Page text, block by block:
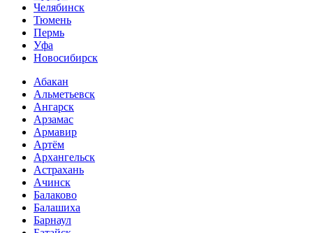
Челябинск
Тюмень
Пермь
Уфа
Новосибирск
Абакан
Альметьевск
Ангарск
Арзамас
Армавир
Артём
Архангельск
Астрахань
Ачинск
Балаково
Балашиха
Барнаул